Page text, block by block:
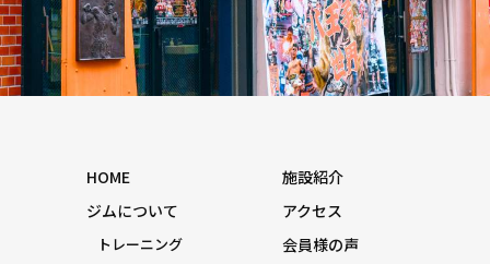
HOME
ジムについて
トレーニング
施設紹介
アクセス
会員様の声